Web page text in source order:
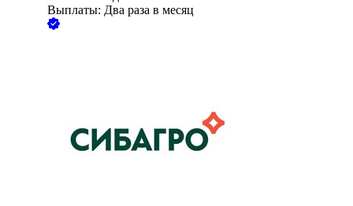
Выплаты: Два раза в месяц